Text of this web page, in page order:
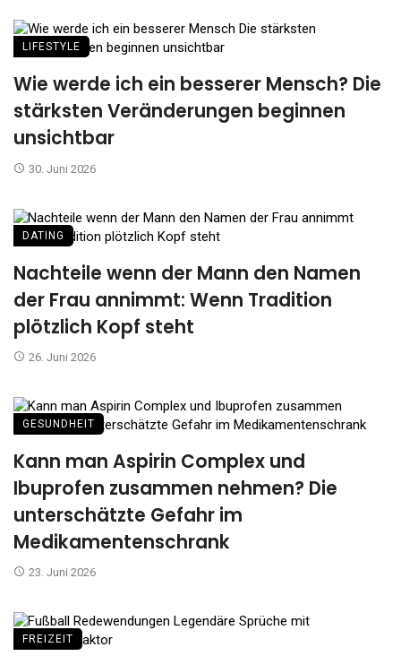
LIFESTYLE
Wie werde ich ein besserer Mensch? Die
stärksten Veränderungen beginnen
unsichtbar
30. Juni 2026
DATING
Nachteile wenn der Mann den Namen
der Frau annimmt: Wenn Tradition
plötzlich Kopf steht
26. Juni 2026
GESUNDHEIT
Kann man Aspirin Complex und
Ibuprofen zusammen nehmen? Die
unterschätzte Gefahr im
Medikamentenschrank
23. Juni 2026
FREIZEIT